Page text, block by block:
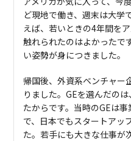
ど現地で働き、週末は大学
えば、若いときの4年間を
触れられたのはよかったで
い姿勢が身につきました。
帰国後、外資系ベンチャー
りました。GEを選んだの
たからです。当時のGEは
で、日本でもスタートアッ
た。若手にも大きな仕事が